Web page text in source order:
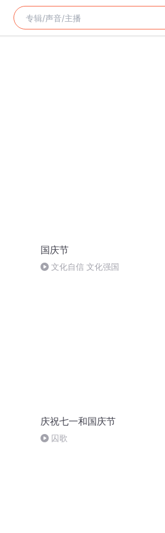
国庆节
文化自信 文化强国
庆祝七一和国庆节
囚歌